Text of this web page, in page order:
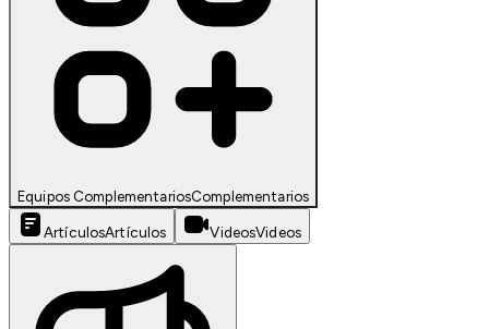
Equipos ComplementariosComplementarios
ArtículosArtículos VideosVideos